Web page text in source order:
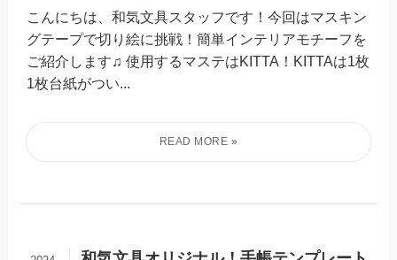
こんにちは、和気文具スタッフです！今回はマスキン
グテープで切り絵に挑戦！簡単インテリアモチーフを
ご紹介します♫ 使用するマステはKITTA！KITTAは1枚
1枚台紙がつい...